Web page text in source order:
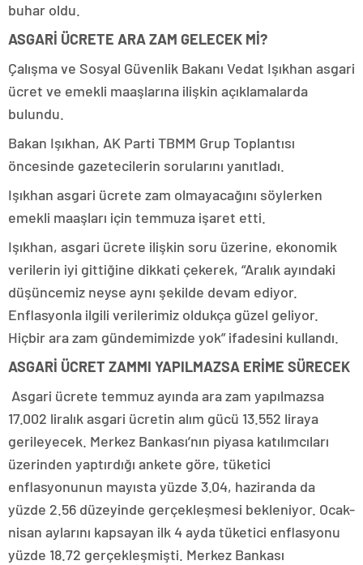
buhar oldu.
ASGARİ ÜCRETE ARA ZAM GELECEK Mİ?
Çalışma ve Sosyal Güvenlik Bakanı Vedat Işıkhan asgari
ücret ve emekli maaşlarına ilişkin açıklamalarda
bulundu.
Bakan Işıkhan, AK Parti TBMM Grup Toplantısı
öncesinde gazetecilerin sorularını yanıtladı.
Işıkhan asgari ücrete zam olmayacağını söylerken
emekli maaşları için temmuza işaret etti.
Işıkhan, asgari ücrete ilişkin soru üzerine, ekonomik
verilerin iyi gittiğine dikkati çekerek, “Aralık ayındaki
düşüncemiz neyse aynı şekilde devam ediyor.
Enflasyonla ilgili verilerimiz oldukça güzel geliyor.
Hiçbir ara zam gündemimizde yok” ifadesini kullandı.
ASGARİ ÜCRET ZAMMI YAPILMAZSA ERİME SÜRECEK
Asgari ücrete temmuz ayında ara zam yapılmazsa
17.002 liralık asgari ücretin alım gücü 13.552 liraya
gerileyecek. Merkez Bankası’nın piyasa katılımcıları
üzerinden yaptırdığı ankete göre, tüketici
enflasyonunun mayısta yüzde 3.04, haziranda da
yüzde 2.56 düzeyinde gerçekleşmesi bekleniyor. Ocak-
nisan aylarını kapsayan ilk 4 ayda tüketici enflasyonu
yüzde 18.72 gerçekleşmişti. Merkez Bankası